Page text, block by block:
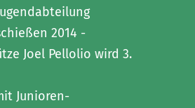
2014 -
Joel Pellolio wird 3.
Junioren-